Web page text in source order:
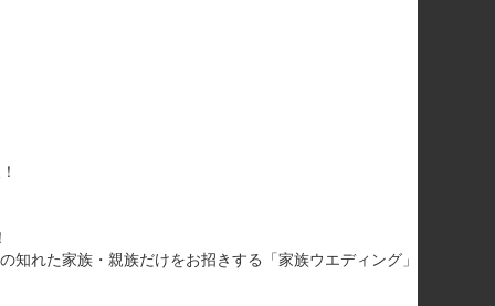
れた家族・親族だけをお招きする「家族ウエディング」